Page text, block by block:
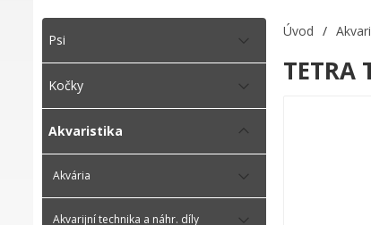
Psi
Kočky
Akvaristika
Akvária
Akvarijní technika a náhr. díly
Úvod /